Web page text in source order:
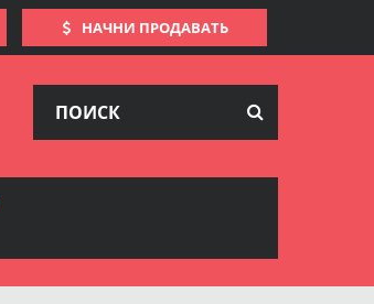
НАЧНИ ПРОДАВАТЬ